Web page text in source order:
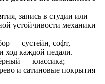
запись в студии или
устойчивости механики
— сустейн, софт,
ход каждой педали.
— классика;
и сатиновые покрытия